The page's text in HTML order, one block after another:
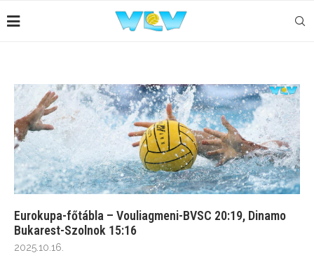
Eurokupa-főtábla – Vouliagmeni-BVSC 20:19, Dinamo
Bukarest-Szolnok 15:16
2025.10.16.